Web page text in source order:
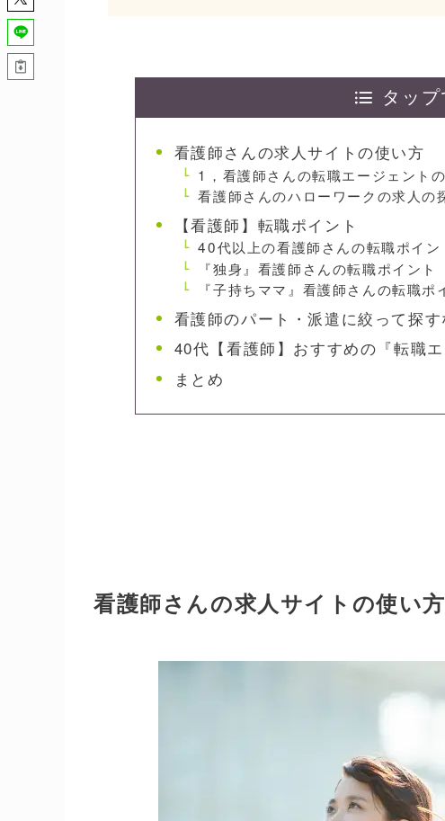
タッ
看護師さんの求人サイトの使い方
1，看護師さんの転職エージェント
看護師さんのハローワークの求人の
【看護師】転職ポイント
40代以上の看護師さんの転職ポイン
『独身』看護師さんの転職ポイント
『子持ちママ』看護師さんの転職ポ
看護師のパート・派遣に絞って探す
40代【看護師】おすすめの『転職
まとめ